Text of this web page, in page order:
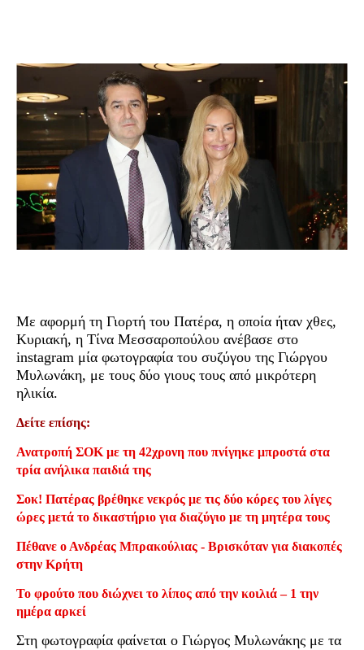
Με αφορμή τη Γιορτή του Πατέρα, η οποία ήταν χθες,
Κυριακή, η Τίνα Μεσσαροπούλου ανέβασε στο
instagram μία φωτογραφία του συζύγου της Γιώργου
Μυλωνάκη, με τους δύο γιους τους από μικρότερη
ηλικία.
Δείτε επίσης:
Ανατροπή ΣΟΚ με τη 42χρονη που πνίγηκε μπροστά στα
τρία ανήλικα παιδιά της
Σοκ! Πατέρας βρέθηκε νεκρός με τις δύο κόρες του λίγες
ώρες μετά το δικαστήριο για διαζύγιο με τη μητέρα τους
Πέθανε ο Ανδρέας Μπρακούλιας - Βρισκόταν για διακοπές
στην Κρήτη
Το φρούτο που διώχνει το λίπος από την κοιλιά – 1 την
ημέρα αρκεί
Στη φωτογραφία φαίνεται ο Γιώργος Μυλωνάκης με τα